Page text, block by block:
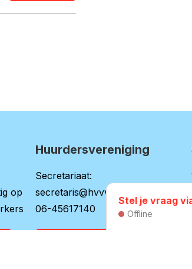
op
Huurdersvereniging
Secretariaat:
secretaris@hvvv.nl
06-45617140
Stel je vraag
Offline